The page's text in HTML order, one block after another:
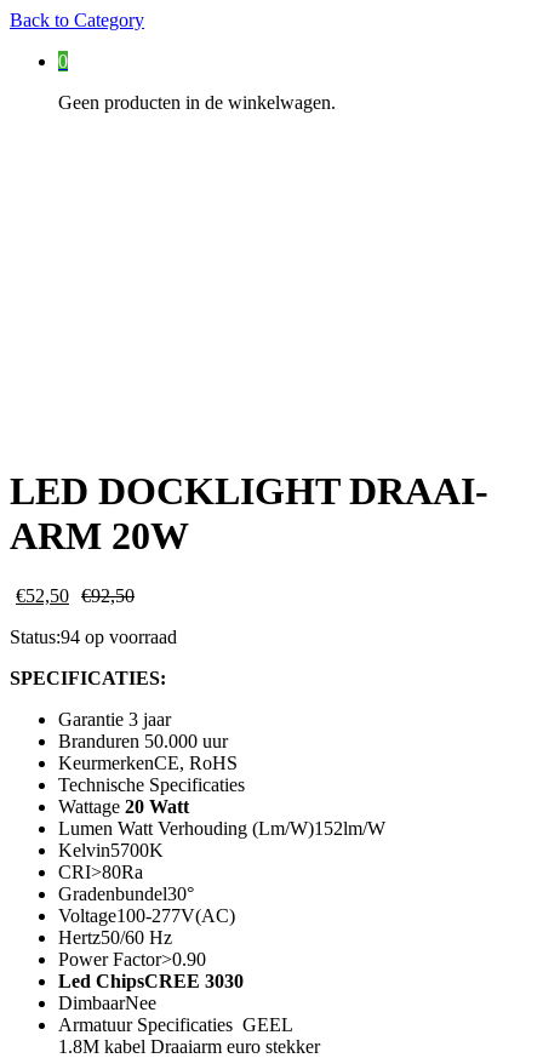
Back to Category
0
Geen producten in de winkelwagen.
LED DOCKLIGHT DRAAI-
ARM 20W
€52,50 €92,50
Status:94 op voorraad
SPECIFICATIES:
Garantie 3 jaar
Branduren 50.000 uur
KeurmerkenCE, RoHS
Technische Specificaties
Wattage 20 Watt
Lumen Watt Verhouding (Lm/W)152lm/W
Kelvin5700K
CRI>80Ra
Gradenbundel30°
Voltage100-277V(AC)
Hertz50/60 Hz
Power Factor>0.90
Led ChipsCREE 3030
DimbaarNee
Armatuur Specificaties GEEL
1.8M kabel Draaiarm euro stekker